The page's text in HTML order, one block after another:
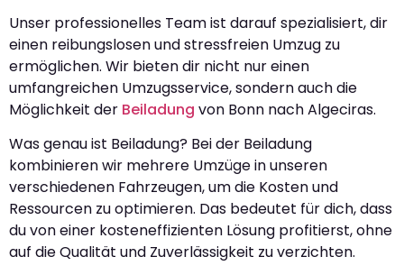
Unser professionelles Team ist darauf spezialisiert, dir
einen reibungslosen und stressfreien Umzug zu
ermöglichen. Wir bieten dir nicht nur einen
umfangreichen Umzugsservice, sondern auch die
Möglichkeit der Beiladung von Bonn nach Algeciras.
Was genau ist Beiladung? Bei der Beiladung
kombinieren wir mehrere Umzüge in unseren
verschiedenen Fahrzeugen, um die Kosten und
Ressourcen zu optimieren. Das bedeutet für dich, dass
du von einer kosteneffizienten Lösung profitierst, ohne
auf die Qualität und Zuverlässigkeit zu verzichten.